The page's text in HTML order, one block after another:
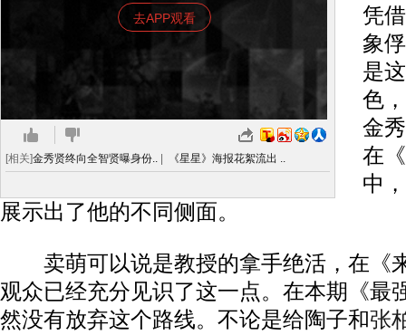
去APP观看
[相关]金秀贤终向全智贤曝身份.. 《星星》海报花絮流出 ..
凭
象
是
色
金
在
中
展示出了他的不同侧面。
卖萌可以说是教授的拿手绝活，在《
观众已经充分见识了这一点。在本期《最
然没有放弃这个路线。不论是给陶子和张